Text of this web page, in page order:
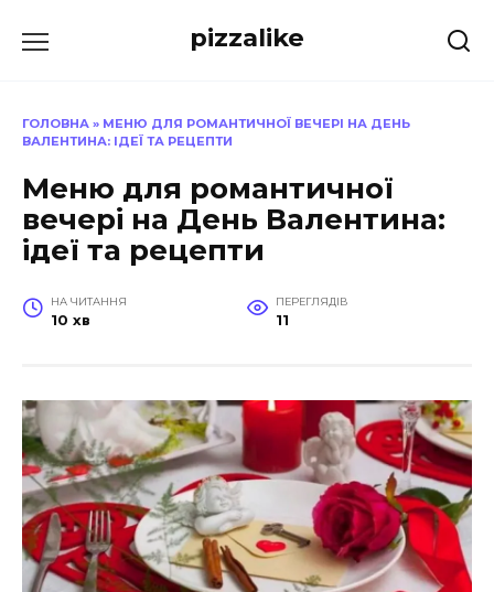
до
pizzalike
ГОЛОВНА » МЕНЮ ДЛЯ РОМАНТИЧНОЇ ВЕЧЕРІ НА ДЕНЬ
ВАЛЕНТИНА: ІДЕЇ ТА РЕЦЕПТИ
Меню для романтичної
вечері на День Валентина:
ідеї та рецепти
НА ЧИТАННЯ
10 хв
ПЕРЕГЛЯДІВ
11